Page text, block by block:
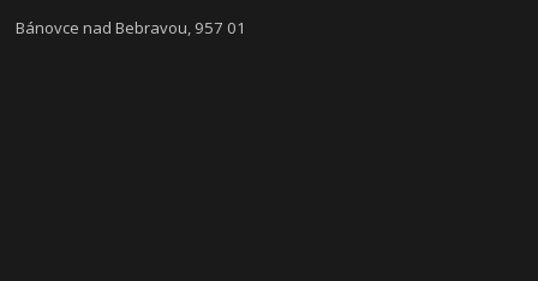
Bánovce nad Bebravou, 957 01